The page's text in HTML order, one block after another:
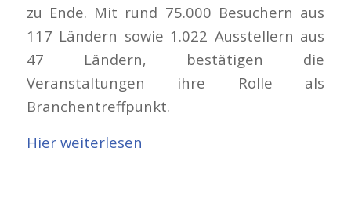
zu Ende. Mit rund 75.000 Besuchern aus
117 Ländern sowie 1.022 Ausstellern aus
47 Ländern, bestätigen die
Veranstaltungen ihre Rolle als
Branchentreffpunkt.
Hier weiterlesen